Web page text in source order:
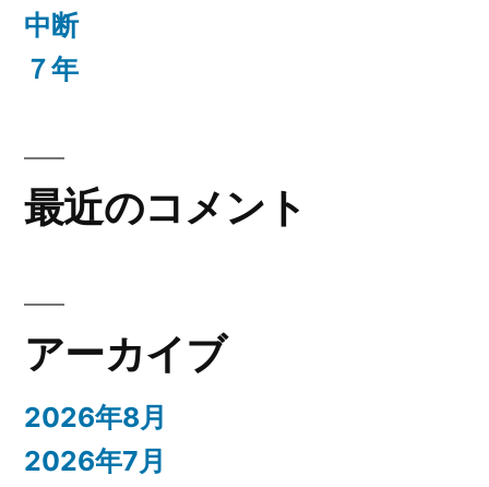
中断
７年
最近のコメント
アーカイブ
2026年8月
2026年7月